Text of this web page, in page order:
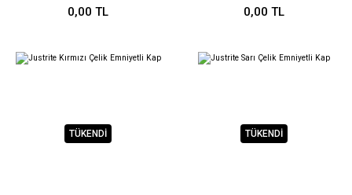
0,00 TL 0,00 TL
TÜKENDİ TÜKENDİ